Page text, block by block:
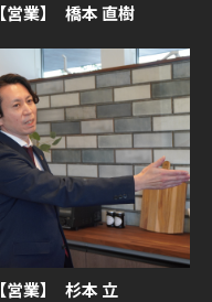
【営業】 橋本 直樹
【営業】 杉本 立